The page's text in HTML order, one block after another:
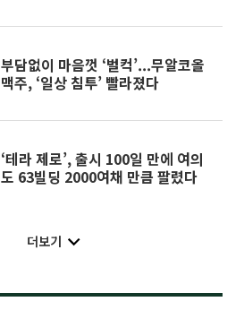
부담없이 마음껏 ‘벌컥’...무알코올
맥주, ‘일상 침투’ 빨라졌다
‘테라 제로’, 출시 100일 만에 여의
도 63빌딩 2000여채 만큼 팔렸다
더보기